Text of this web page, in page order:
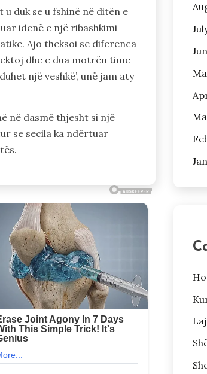
duk se u fshinë në ditën e
idenë e një ribashkimi
Ajo theksoi se diferenca
dhe e dua motrën time
një veshkë’, unë jam aty
në dasmë thjesht si një
se secila ka ndërtuar